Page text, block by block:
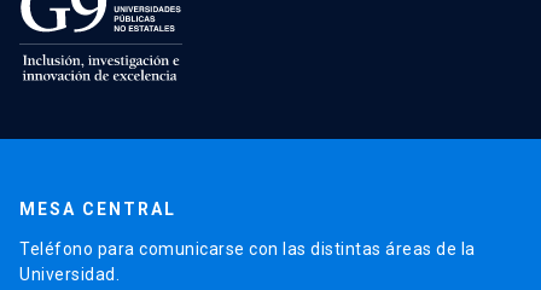
MESA CENTRAL
Teléfono para comunicarse con las distintas áreas de la
Universidad.